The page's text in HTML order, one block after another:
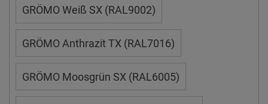
GRÖMO Weiß SX (RAL9002)
GRÖMO Anthrazit TX (RAL7016)
GRÖMO Moosgrün SX (RAL6005)